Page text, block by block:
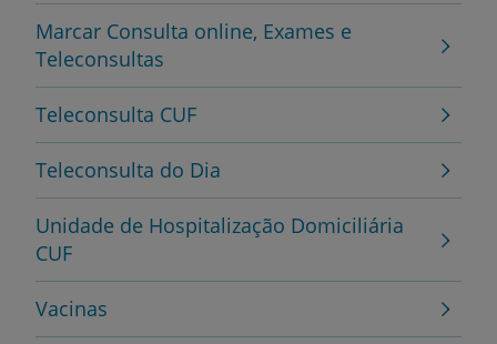
Marcar Consulta online, Exames e
Teleconsultas
Teleconsulta CUF
Teleconsulta do Dia
Unidade de Hospitalização Domiciliária
CUF
Vacinas